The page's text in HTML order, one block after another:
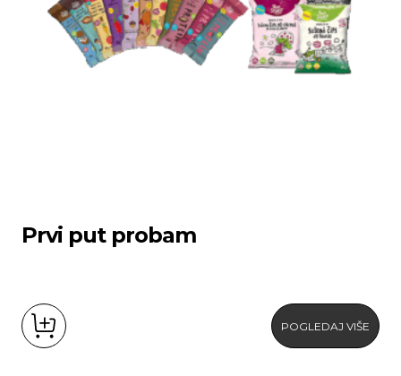
Prvi put probam
POGLEDAJ VIŠE